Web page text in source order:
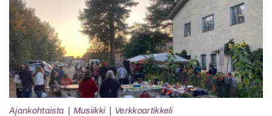
Ajankohtaista Musiikki Verkkoartikkeli